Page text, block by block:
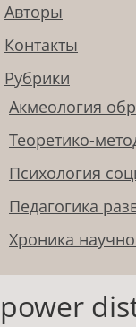
Авторы
Контакты
Рубрики
Акмеология
Теоретико-
Психология
Педагогика
Хроника
power